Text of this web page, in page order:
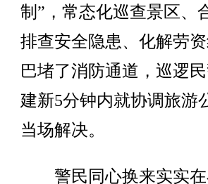
制”，常态化巡查景区、
排查安全隐患、化解劳
巴堵了消防通道，巡逻
建新5分钟内就协调旅游
当场解决。
警民同心换来实实在